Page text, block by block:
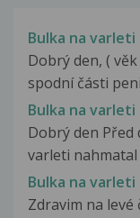
Bulka na varleti
Dobrý den, (
spodní části
Bulka na varleti
Dobrý den Před
varleti
Bulka na varleti
Zdravim na